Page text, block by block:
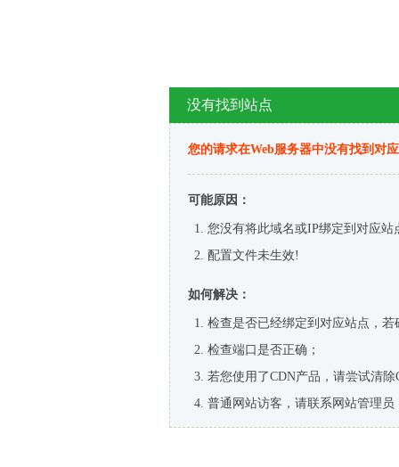
没有找到站点
您的请求在Web服务器中没有找到对
可能原因：
您没有将此域名或IP绑定到对应站
配置文件未生效!
如何解决：
检查是否已经绑定到对应站点，
检查端口是否正确；
若您使用了CDN产品，请尝试清除
普通网站访客，请联系网站管理员